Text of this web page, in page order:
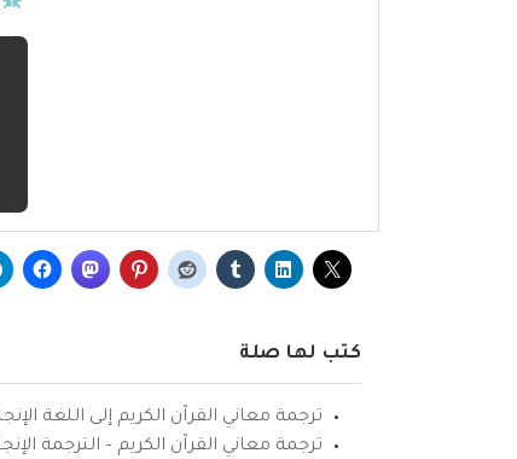
كتب لها صلة
ترجمة معاني القرآن الكريم إلى اللغة
ترجمة معاني القرآن الكريم – الترجمة